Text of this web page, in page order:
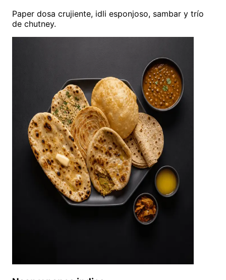
Paper dosa crujiente, idli esponjoso, sambar y trío
de chutney.